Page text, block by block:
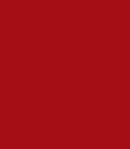
Salon relax - Canapé -
Fauteuil - Armoire - Table
- Literie - Lit - Bureau -
Réfrigérateur -
Philips, Bosh, Moulinex,